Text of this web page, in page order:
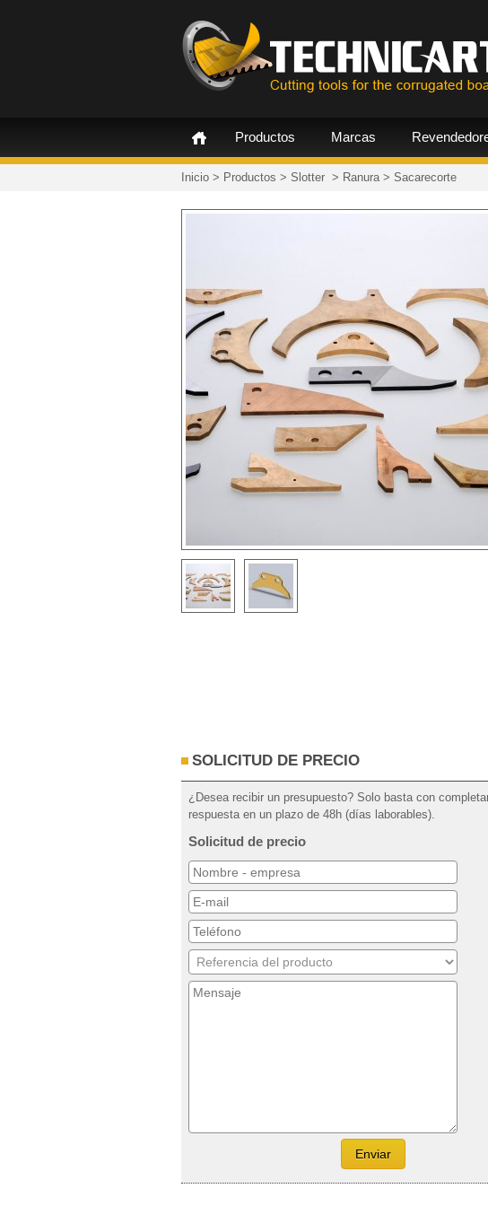
Productos Marcas
Inicio > Productos > Slotter > Ranura> Sacarecorte
SOLICITUD DE PRECIO
¿Desea recibir un presupuesto? Solo basta con
respuesta en un plazo de 48h (días laborables).
Solicitud de precio